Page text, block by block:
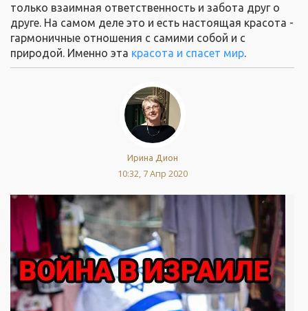
только взаимная ответственность и забота друг о
друге. На самом деле это и есть настоящая красота -
гармоничные отношения с самими собой и с
природой. Именно эта красота и спасет мир.
Ирина Дион
10:32, 7 Апр 2020